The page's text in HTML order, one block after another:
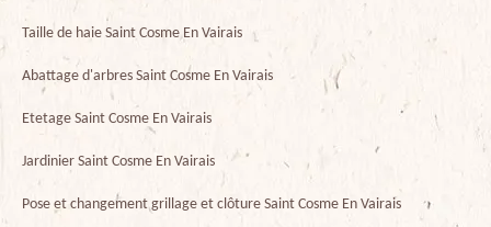
Taille de haie Saint Cosme En Vairais
Abattage d'arbres Saint Cosme En Vairais
Etetage Saint Cosme En Vairais
Jardinier Saint Cosme En Vairais
Pose et changement grillage et clôture Saint Cosme En Vairais